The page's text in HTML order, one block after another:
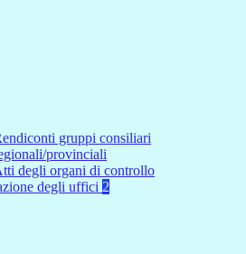
gruppi consiliari
provinciali
degli organi di controllo
degli uffici 2